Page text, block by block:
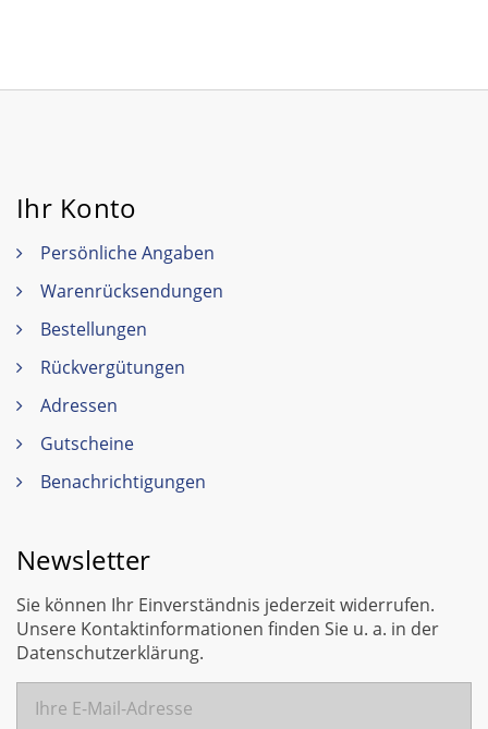
Ihr Konto
Persönliche Angaben
Warenrücksendungen
Bestellungen
Rückvergütungen
Adressen
Gutscheine
Benachrichtigungen
Newsletter
Sie können Ihr Einverständnis jederzeit widerrufen.
Unsere Kontaktinformationen finden Sie u. a. in der
Datenschutzerklärung.